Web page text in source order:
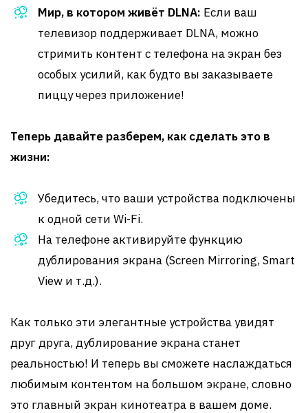
Мир, в котором живёт DLNA: Если ваш
телевизор поддерживает DLNA, можно
стримить контент с телефона на экран без
особых усилий, как будто вы заказываете
пиццу через приложение!
Теперь давайте разберем, как сделать это в
жизни:
Убедитесь, что ваши устройства подключены
к одной сети Wi-Fi.
На телефоне активируйте функцию
дублирования экрана (Screen Mirroring, Smart
View и т.д.).
Как только эти элегантные устройства увидят
друг друга, дублирование экрана станет
реальностью! И теперь вы сможете наслаждаться
любимым контентом на большом экране, словно
это главный экран кинотеатра в вашем доме.